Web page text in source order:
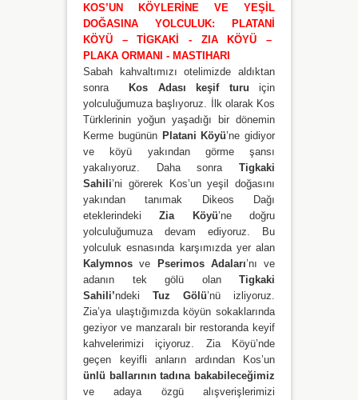
KOS’UN KÖYLERİNE VE YEŞİL
DOĞASINA YOLCULUK: PLATANİ
KÖYÜ – TİGKAKİ - ZIA KÖYÜ –
PLAKA ORMANI - MASTIHARI
Sabah kahvaltımızı otelimizde aldıktan
sonra
Kos Adası keşif turu için
yolculuğumuza başlıyoruz. İlk olarak Kos
Türklerinin yoğun yaşadığı bir dönemin
Kerme bugünün Platani Köyü’ne gidiyor
ve köyü yakından görme şansı
yakalıyoruz. Daha sonra Tigkaki
Sahili’ni görerek Kos’un yeşil doğasını
yakından tanımak Dikeos Dağı
eteklerindekiZia Köyü’ne doğru
yolculuğumuza devam ediyoruz. Bu
yolculuk esnasında karşımızda yer alan
Kalymnos ve Pserimos Adaları’nı ve
adanın tek gölü olan Tigkaki
Sahili’ndeki Tuz Gölü’nü izliyoruz.
Zia’ya ulaştığımızda köyün sokaklarında
geziyor ve manzaralı bir restoranda keyif
kahvelerimizi içiyoruz. Zia Köyü’nde
geçen keyifli anların ardından Kos’un
ünlü ballarının tadına bakabileceğimiz
ve adaya özgü alışverişlerimizi